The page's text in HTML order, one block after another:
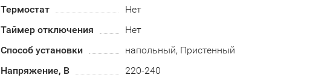
Термостат
Нет
Таймер отключения
Нет
Способ установки
напольный, Пристенный
Напряжение, В
220-240